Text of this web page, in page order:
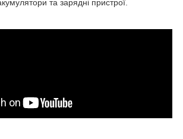
та зарядні пристрої.